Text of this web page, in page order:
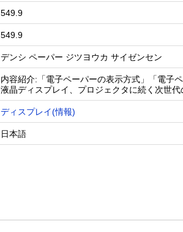
549.9
549.9
デンシ ペーパー ジツヨウカ サイゼンセン
内容紹介:「電子ペーパーの表示方式」「電子
液晶ディスプレイ、プロジェクタに続く次世
ディスプレイ(情報)
日本語